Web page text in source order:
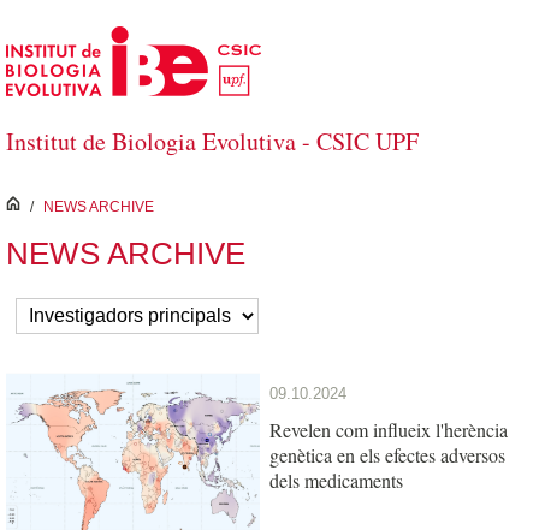
Salta al contingut principal
Institut de Biologia Evolutiva - CSIC UPF
inici
/ NEWS ARCHIVE
NEWS ARCHIVE
09.10.2024
Revelen com influeix l'herència
genètica en els efectes adversos
dels medicaments